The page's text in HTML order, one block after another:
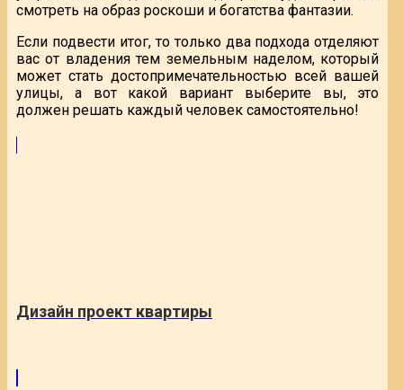
смотреть на образ роскоши и богатства фантазии.
Если подвести итог, то только два подхода отделяют
вас от владения тем земельным наделом, который
может стать достопримечательностью всей вашей
улицы, а вот какой вариант выберите вы, это
должен решать каждый человек самостоятельно!
Дизайн проект квартиры